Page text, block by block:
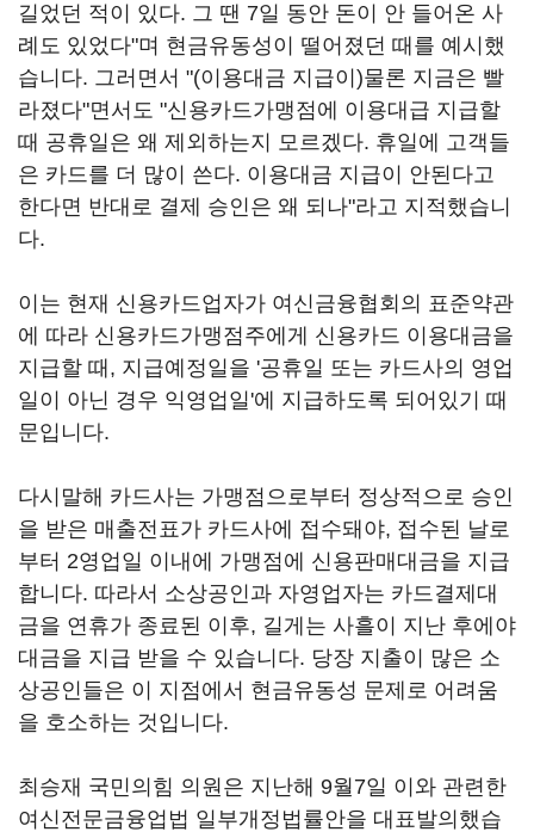
길었던 적이 있다. 그 땐 7일 동안 돈이 안 들어온 사
례도 있었다"며 현금유동성이 떨어졌던 때를 예시했
습니다. 그러면서 "(이용대금 지급이)물론 지금은 빨
라졌다"면서도 "신용카드가맹점에 이용대급 지급할
때 공휴일은 왜 제외하는지 모르겠다. 휴일에 고객들
은 카드를 더 많이 쓴다. 이용대금 지급이 안된다고
한다면 반대로 결제 승인은 왜 되나"라고 지적했습니
다.
이는 현재 신용카드업자가 여신금융협회의 표준약관
에 따라 신용카드가맹점주에게 신용카드 이용대금을
지급할 때, 지급예정일을 '공휴일 또는 카드사의 영업
일이 아닌 경우 익영업일'에 지급하도록 되어있기 때
문입니다.
다시말해 카드사는 가맹점으로부터 정상적으로 승인
을 받은 매출전표가 카드사에 접수돼야, 접수된 날로
부터 2영업일 이내에 가맹점에 신용판매대금을 지급
합니다. 따라서 소상공인과 자영업자는 카드결제대
금을 연휴가 종료된 이후, 길게는 사흘이 지난 후에야
대금을 지급 받을 수 있습니다. 당장 지출이 많은 소
상공인들은 이 지점에서 현금유동성 문제로 어려움
을 호소하는 것입니다.
최승재 국민의힘 의원은 지난해 9월7일 이와 관련한
여신전문금융업법 일부개정법률안을 대표발의했습